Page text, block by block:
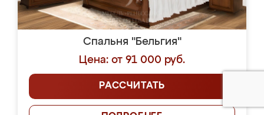
Спальня "Бельгия"
Цена: от 91 000 руб.
РАССЧИТАТЬ